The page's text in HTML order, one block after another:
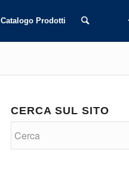
Catalogo Prodotti
CERCA SUL SITO